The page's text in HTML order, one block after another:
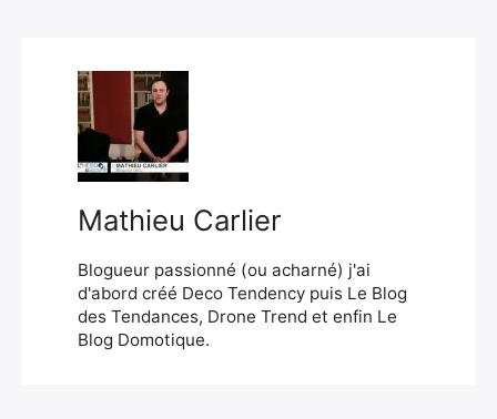
Mathieu Carlier
Blogueur passionné (ou acharné) j'ai
d'abord créé Deco Tendency puis Le Blog
des Tendances, Drone Trend et enfin Le
Blog Domotique.